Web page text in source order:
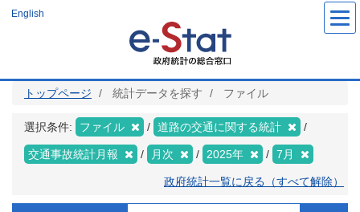
ツ
English
トップページ 統計データを探す ファイル
選択条件: ファイル 道路の交通に関する統計
交通事故統計月報 月次 2025年 7月
政府統計一覧に戻る（すべて解除）